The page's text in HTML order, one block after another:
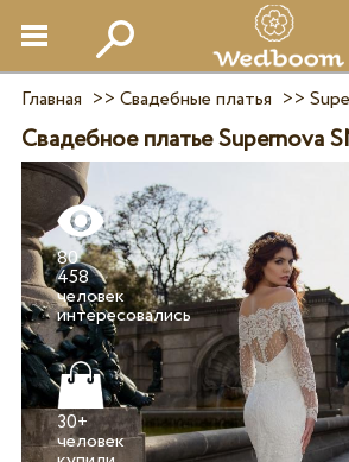
Главная >> Свадебные платья >>
Свадебное платье Supernova
80
458
человек
интересовались
30+
человек